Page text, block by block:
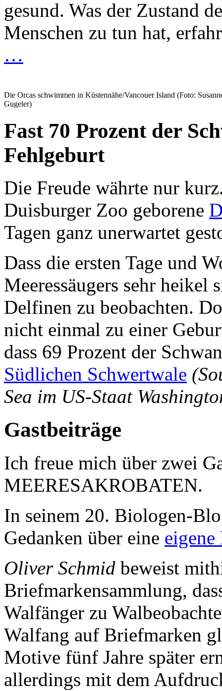
gesund. Was der Zustand
Menschen zu tun hat,
…
Die Orcas schwimmen in Küstennähe/Vancouer Island (Foto:
Gugeler)
Fast 70 Prozent der
Fehlgeburt
Die Freude währte nur
Duisburger Zoo geborene
Tagen ganz unerwartet
Dass die ersten Tage und
Meeressäugers sehr heikel
Delfinen zu beobachten.
nicht einmal zu einer
dass 69 Prozent der
Südlichen Schwertwale
Sea im US-Staat
Gastbeiträge
Ich freue mich über zwei
MEERESAKROBATEN.
In seinem 20. Biologen-
Gedanken über eine
Oliver Schmid beweist
Briefmarkensammlung,
Walfänger zu
Walfang auf Briefmarken
Motive fünf Jahre später
allerdings mit dem